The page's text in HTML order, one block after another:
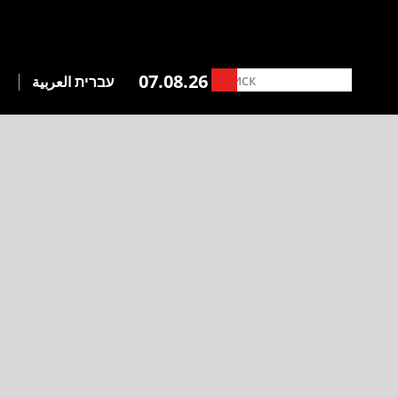
07.08.26 עבריתالعربية